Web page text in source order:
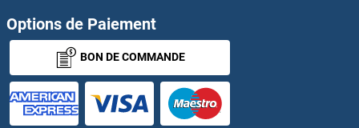
Acetylcholine Kits ELISA
Acetylcholinesterase Kits ELISA
Options de Paiement
BON DE COMMANDE